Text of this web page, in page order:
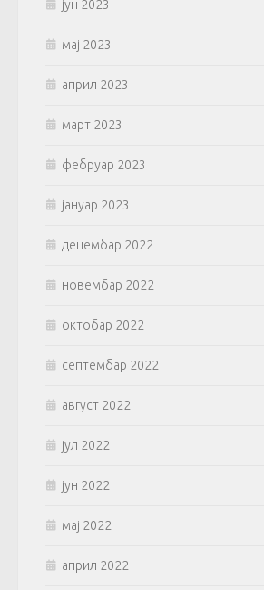
јун 2023
мај 2023
април 2023
март 2023
фебруар 2023
јануар 2023
децембар 2022
новембар 2022
октобар 2022
септембар 2022
август 2022
јул 2022
јун 2022
мај 2022
април 2022